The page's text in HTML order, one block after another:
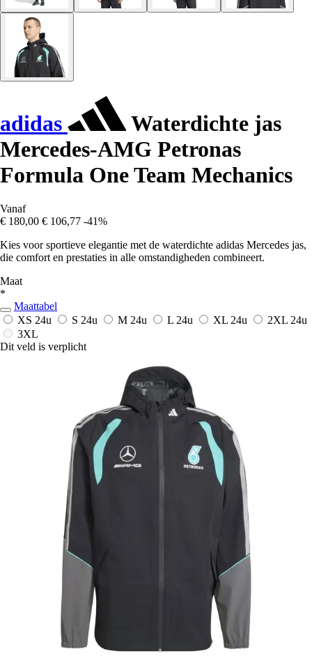
adidas
Waterdichte jas
Mercedes-AMG Petronas
Formula One Team Mechanics
Vanaf
€ 180,00 € 106,77 -41%
Kies voor sportieve elegantie met de waterdichte adidas Mercedes jas,
die comfort en prestaties in alle omstandigheden combineert.
Maat
*
Maattabel
XS 24u S 24u M 24u L 24u XL 24u 2XL 24u
3XL
Dit veld is verplicht